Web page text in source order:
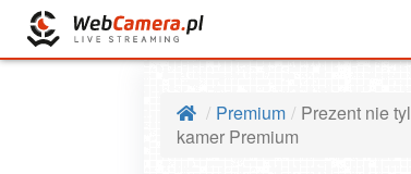
Premium
Prezent nie
kamer Premium